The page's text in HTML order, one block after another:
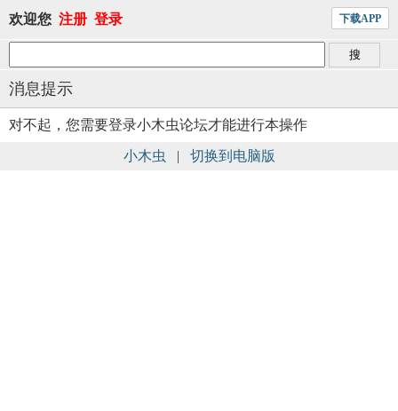
欢迎您 注册 登录 下载APP
消息提示
对不起，您需要登录小木虫论坛才能进行本操作
小木虫 | 切换到电脑版